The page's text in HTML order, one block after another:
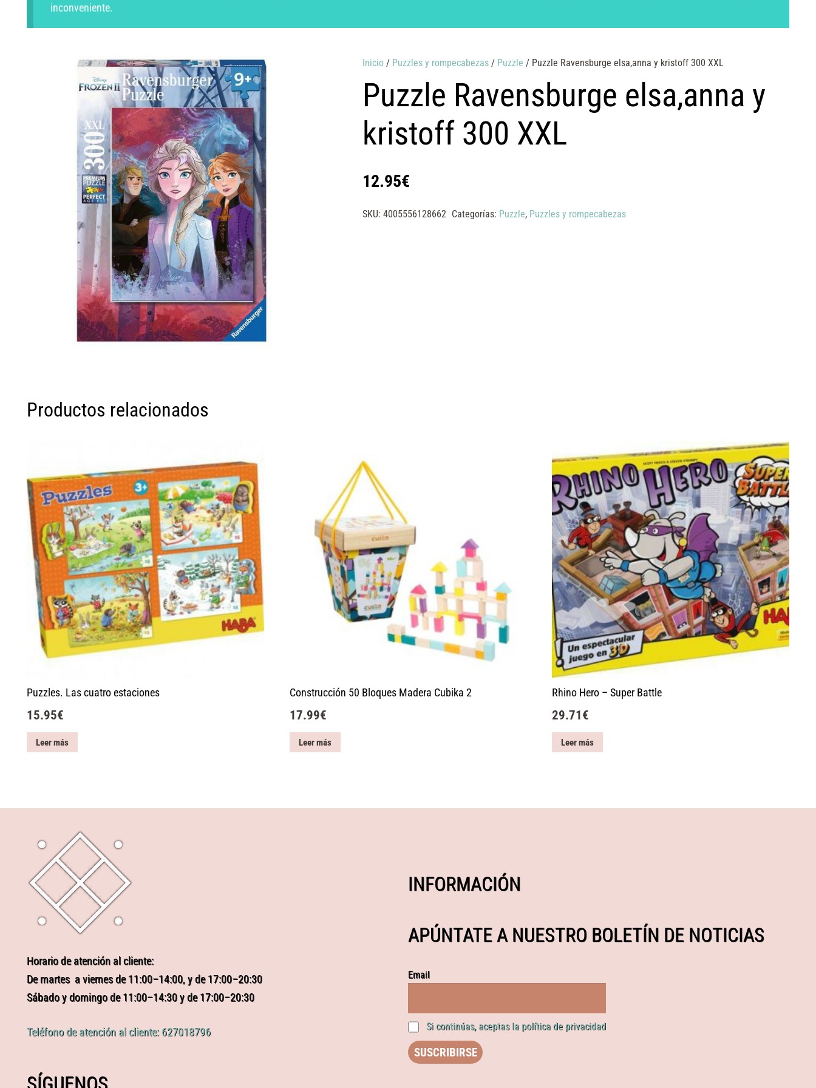
inconveniente.
Inicio/ Puzzles y rompecabezas/ Puzzle / Puzzle Ravensburge elsa,anna y kristoff 300 XXL
Puzzle Ravensburge elsa,anna y
kristoff 300 XXL
12.95€
SKU: 4005556128662 Categorías: Puzzle, Puzzles y rompecabezas
Productos relacionados
Puzzles. Las cuatro estaciones
15.95€
Leer más
Construcción 50 Bloques Madera Cubika 2
17.99€
Leer más
Rhino Hero – Super Battle
29.71€
Leer más
Horario de atención al cliente:
De martes a viernes de 11:00–14:00, y de 17:00–20:30
Sábado y domingo de 11:00–14:30 y de 17:00–20:30
Teléfono de atención al cliente: 627018796
INFORMACIÓN
APÚNTATE A NUESTRO BOLETÍN DE NOTICIAS
Email
Si continúas, aceptas la política de privacidad